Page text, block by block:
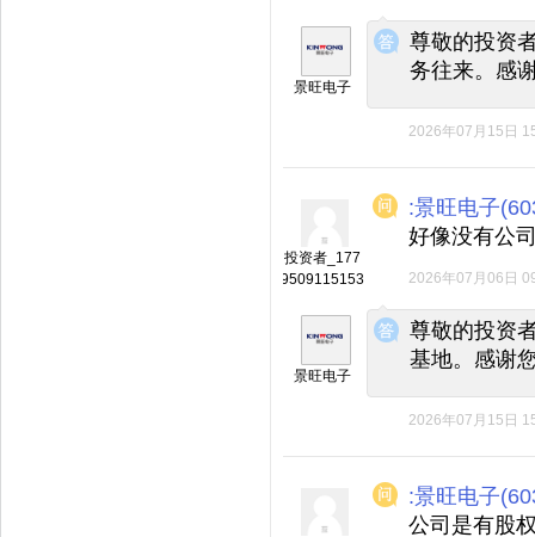
◆
◆
景旺电子
尊敬的投资
务往来。感
2026年07月15日
投资者_177
9509115153
:景旺电子
好像没有公
2026年07月06日
◆
◆
景旺电子
尊敬的投资
基地。感谢
2026年07月15日
:景旺电子
公司是有股